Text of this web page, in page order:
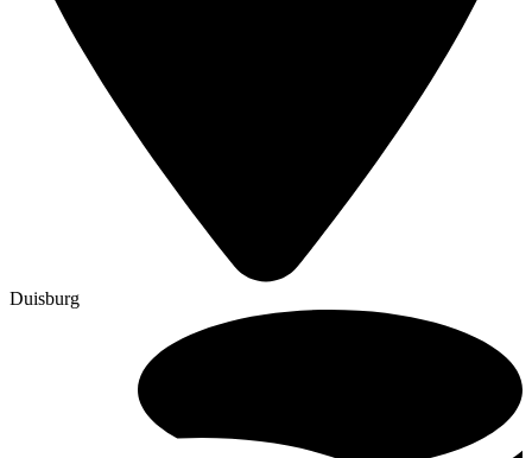
Duisburg